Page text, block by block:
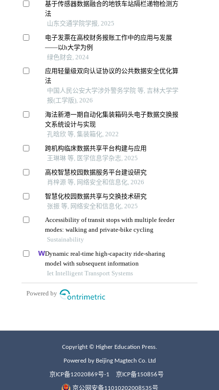
Copyright © Higher Education Press.
Powered by Beijing Magtech Co. Ltd
京ICP备12020869号-1 京ICP备150856号
京公网安备11010202008535号